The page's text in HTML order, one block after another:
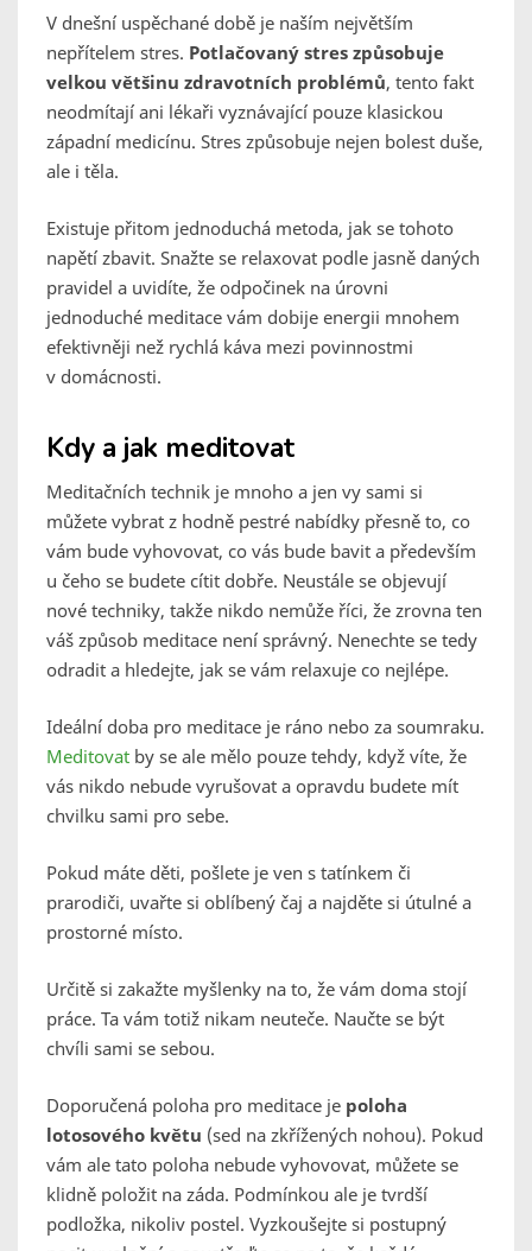
V dnešní uspěchané době je naším největším
nepřítelem stres. Potlačovaný stres způsobuje
velkou většinu zdravotních problémů, tento fakt
neodmítají ani lékaři vyznávající pouze klasickou
západní medicínu. Stres způsobuje nejen bolest duše,
ale i těla.
Existuje přitom jednoduchá metoda, jak se tohoto
napětí zbavit. Snažte se relaxovat podle jasně daných
pravidel a uvidíte, že odpočinek na úrovni
jednoduché meditace vám dobije energii mnohem
efektivněji než rychlá káva mezi povinnostmi
v domácnosti.
Kdy a jak meditovat
Meditačních technik je mnoho a jen vy sami si
můžete vybrat z hodně pestré nabídky přesně to, co
vám bude vyhovovat, co vás bude bavit a především
u čeho se budete cítit dobře. Neustále se objevují
nové techniky, takže nikdo nemůže říci, že zrovna ten
váš způsob meditace není správný. Nenechte se tedy
odradit a hledejte, jak se vám relaxuje co nejlépe.
Ideální doba pro meditace je ráno nebo za soumraku.
Meditovat by se ale mělo pouze tehdy, když víte, že
vás nikdo nebude vyrušovat a opravdu budete mít
chvilku sami pro sebe.
Pokud máte děti, pošlete je ven s tatínkem či
prarodiči, uvařte si oblíbený čaj a najděte si útulné a
prostorné místo.
Určitě si zakažte myšlenky na to, že vám doma stojí
práce. Ta vám totiž nikam neuteče. Naučte se být
chvíli sami se sebou.
Doporučená poloha pro meditace je poloha
lotosového květu (sed na zkřížených nohou). Pokud
vám ale tato poloha nebude vyhovovat, můžete se
klidně položit na záda. Podmínkou ale je tvrdší
podložka, nikoliv postel. Vyzkoušejte si postupný